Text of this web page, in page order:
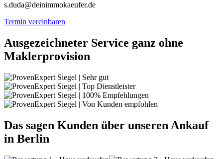
s.duda@deinimmokaeufer.de
Termin vereinbaren
Ausgezeichneter Service ganz ohne
Maklerprovision
Das sagen Kunden über unseren Ankauf
in Berlin